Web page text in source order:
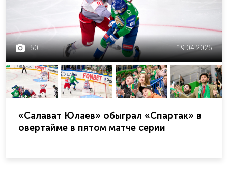
50 19.04.2025
«Салават Юлаев» обыграл «Спартак» в
овертайме в пятом матче серии